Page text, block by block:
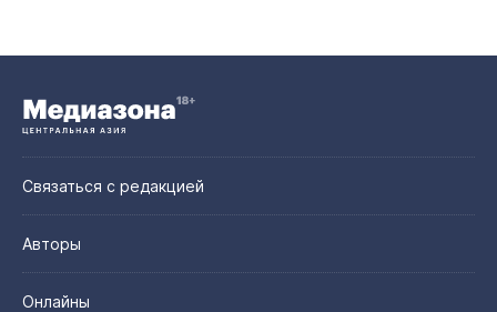
Связаться с редакцией
Авторы
Онлайны